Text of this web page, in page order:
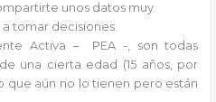
unos datos muy
tomar decisiones.
Activa – PEA -, son todas
una cierta edad (15 años, por
aún no lo tienen pero están